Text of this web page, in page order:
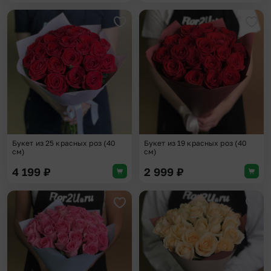
Добавить в избранное
Букет из 25 красных роз (40
см)
4 199 ₽
Букет из 19 красных роз (40
см)
2 999 ₽
Добавить в избранное